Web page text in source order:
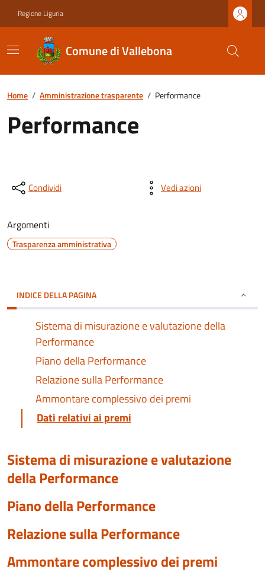
Regione Liguria
Comune di Vallebona
Home / Amministrazione trasparente / Performance
Performance
Condividi Vedi azioni
Argomenti
Trasparenza amministrativa
INDICE DELLA PAGINA
Sistema di misurazione e valutazione della
Performance
Piano della Performance
Relazione sulla Performance
Ammontare complessivo dei premi
Dati relativi ai premi
Sistema di misurazione e valutazione
della Performance
Piano della Performance
Relazione sulla Performance
Ammontare complessivo dei premi